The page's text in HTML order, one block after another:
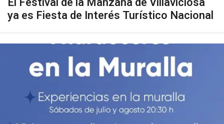
ya es Fiesta de Interés Turístico Nacional